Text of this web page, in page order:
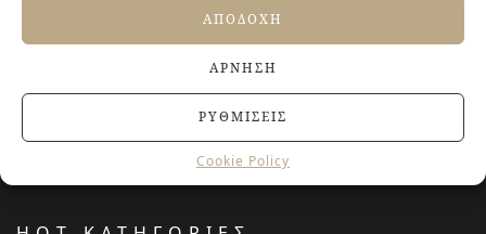
ΑΠΟΔΟΧΉ
ΆΡΝΗΣΗ
ΡΥΘΜΊΣΕΙΣ
Cookie Policy
Αντιολισθητικά πλακάκια: Όλα όσα πρέπει να
γνωρίζετε πριν την αγορά
Jacuzzi στο Σπίτι: Τα οφέλη για την υγεία και την